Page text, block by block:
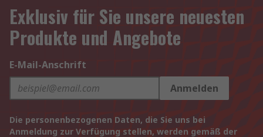
Exklusiv für Sie unsere neuesten
Produkte und Angebote
E-Mail-Anschrift
Anmelden
Die personenbezogenen Daten, die Sie uns bei
Anmeldung zur Verfügung stellen, werden gemäß der